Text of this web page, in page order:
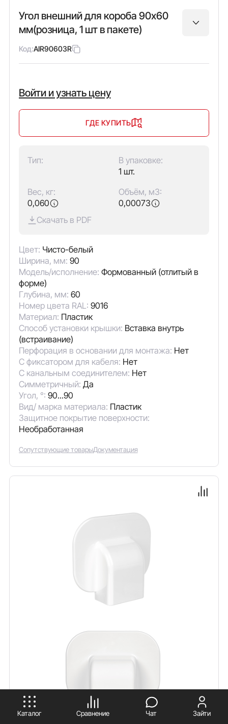
Угол внешний для короба 90х60
мм(розница, 1 шт в пакете)
Код:AIR90603R
Войти и узнать цену
ГДЕ КУПИТЬ
Тип:
В упаковке:
1 шт.
Вес, кг:
0,060
Объём, м3:
0,00073
Скачать в PDF
Цвет: Чисто-белый
Ширина, мм: 90
Модель/исполнение: Формованный (отлитый в
форме)
Глубина, мм: 60
Номер цвета RAL: 9016
Материал: Пластик
Способ установки крышки: Вставка внутрь
(встраивание)
Перфорация в основании для монтажа: Нет
С фиксатором для кабеля: Нет
С канальным соединителем: Нет
Симметричный: Да
Угол, °: 90...90
Вид/ марка материала: Пластик
Защитное покрытие поверхности:
Необработанная
Сопутствующие товарыДокументация
Каталог Сравнение Чат Зайти
ПРИНИМАЮ